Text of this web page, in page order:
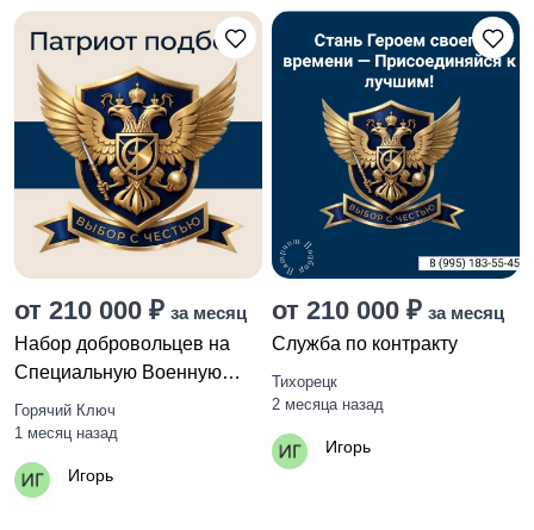
от 210 000 ₽ за месяц
Набор добровольцев на
Специальную Военную
Операцию
Горячий Ключ
1 месяц назад
Игорь
от 210 000 ₽ за месяц
Служба по контракту
Тихорецк
2 месяца назад
Игорь